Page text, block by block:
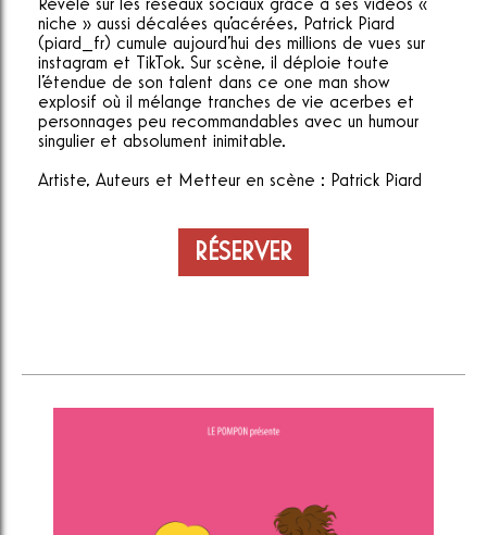
Révélé sur les réseaux sociaux grâce à ses vidéos «
niche » aussi décalées qu'acérées, Patrick Piard
(piard_fr) cumule aujourd'hui des millions de vues sur
instagram et TikTok. Sur scène, il déploie toute
l'étendue de son talent dans ce one man show
explosif où il mélange tranches de vie acerbes et
personnages peu recommandables avec un humour
singulier et absolument inimitable.
Artiste, Auteurs et Metteur en scène : Patrick Piard
RÉSERVER